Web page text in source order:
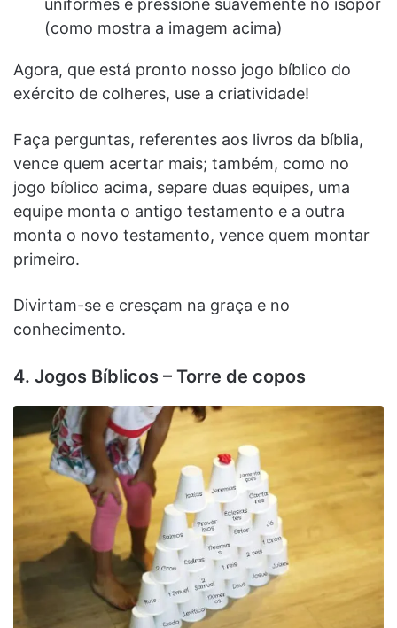
(como mostra a imagem acima)
Agora, que está pronto nosso jogo bíblico do
exército de colheres, use a criatividade!
Faça perguntas, referentes aos livros da bíblia,
vence quem acertar mais; também, como no
jogo bíblico acima, separe duas equipes, uma
equipe monta o antigo testamento e a outra
monta o novo testamento, vence quem montar
primeiro.
Divirtam-se e cresçam na graça e no
conhecimento.
4. Jogos Bíblicos – Torre de copos